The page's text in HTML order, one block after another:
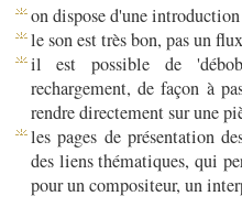
on dispose d'une
le son est très bon, pas un
il est possible de
rechargement, de façon à
rendre directement sur une
les pages de présentation
des liens thématiques, qui
pour un compositeur, un